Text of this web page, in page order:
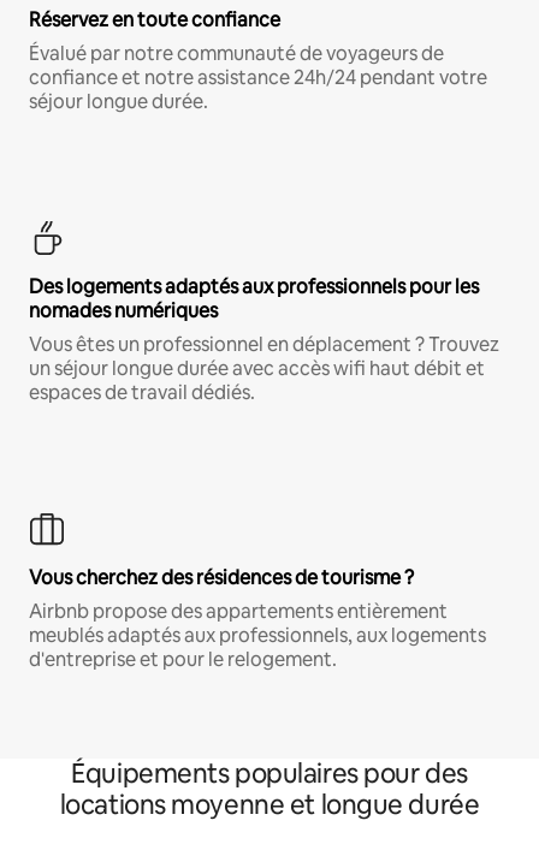
Réservez en toute confiance
Évalué par notre communauté de voyageurs de
confiance et notre assistance 24h/24 pendant votre
séjour longue durée.
Des logements adaptés aux professionnels pour les
nomades numériques
Vous êtes un professionnel en déplacement ? Trouvez
un séjour longue durée avec accès wifi haut débit et
espaces de travail dédiés.
Vous cherchez des résidences de tourisme ?
Airbnb propose des appartements entièrement
meublés adaptés aux professionnels, aux logements
d'entreprise et pour le relogement.
Équipements populaires pour des
locations moyenne et longue durée